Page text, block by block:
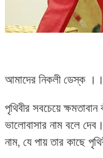
আমাদের নিকলী ডেস্ক ।।
পৃথিবীর সবচেয়ে
ভালোবাসার নাম বলে
নাম, যে পায় তার কাছে